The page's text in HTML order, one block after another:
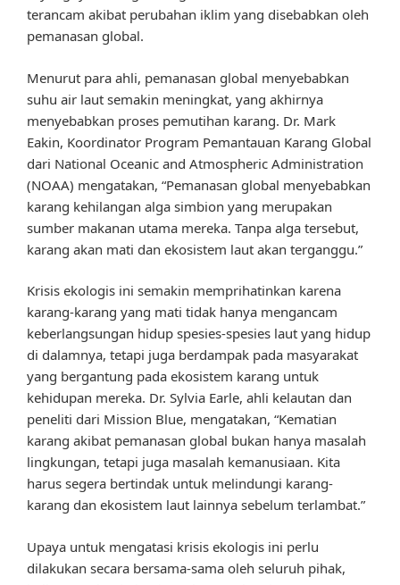
terancam akibat perubahan iklim yang disebabkan oleh
pemanasan global.
Menurut para ahli, pemanasan global menyebabkan
suhu air laut semakin meningkat, yang akhirnya
menyebabkan proses pemutihan karang. Dr. Mark
Eakin, Koordinator Program Pemantauan Karang Global
dari National Oceanic and Atmospheric Administration
(NOAA) mengatakan, “Pemanasan global menyebabkan
karang kehilangan alga simbion yang merupakan
sumber makanan utama mereka. Tanpa alga tersebut,
karang akan mati dan ekosistem laut akan terganggu.”
Krisis ekologis ini semakin memprihatinkan karena
karang-karang yang mati tidak hanya mengancam
keberlangsungan hidup spesies-spesies laut yang hidup
di dalamnya, tetapi juga berdampak pada masyarakat
yang bergantung pada ekosistem karang untuk
kehidupan mereka. Dr. Sylvia Earle, ahli kelautan dan
peneliti dari Mission Blue, mengatakan, “Kematian
karang akibat pemanasan global bukan hanya masalah
lingkungan, tetapi juga masalah kemanusiaan. Kita
harus segera bertindak untuk melindungi karang-
karang dan ekosistem laut lainnya sebelum terlambat.”
Upaya untuk mengatasi krisis ekologis ini perlu
dilakukan secara bersama-sama oleh seluruh pihak,